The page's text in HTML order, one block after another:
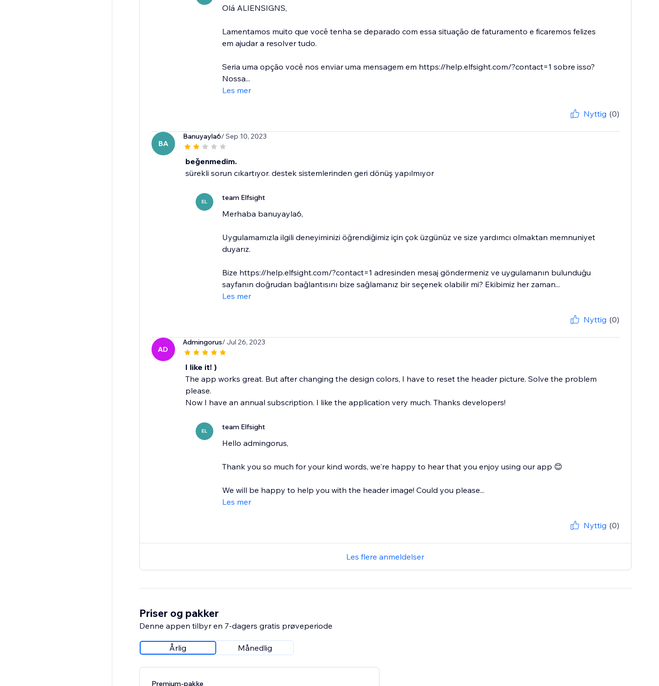
Olá ALIENSIGNS,
Lamentamos muito que você tenha se deparado com essa situação de faturamento e ficaremos felizes
em ajudar a resolver tudo.
Seria uma opção você nos enviar uma mensagem em https://help.elfsight.com/?contact=1 sobre isso?
Nossa...
Les mer
Nyttig (0)
BA
Banuyayla6/ Sep 10, 2023
beğenmedim.
sürekli sorun cıkartıyor. destek sistemlerinden geri dönüş yapılmıyor
EL team Elfsight
​Merhaba banuyayla6,
Uygulamamızla ilgili deneyiminizi öğrendiğimiz için çok üzgünüz ve size yardımcı olmaktan memnuniyet
duyarız.
Bize https://help.elfsight.com/?contact=1 adresinden mesaj göndermeniz ve uygulamanın bulunduğu
sayfanın doğrudan bağlantısını bize sağlamanız bir seçenek olabilir mi? Ekibimiz her zaman...
Les mer
Nyttig (0)
AD
Admingorus/ Jul 26, 2023
I like it! )
The app works great. But after changing the design colors, I have to reset the header picture. Solve the problem
please.
Now I have an annual subscription. I like the application very much. Thanks developers!
EL team Elfsight
Hello admingorus,
Thank you so much for your kind words, we're happy to hear that you enjoy using our app 😊
We will be happy to help you with the header image! Could you please...
Les mer
Nyttig (0)
Les flere anmeldelser
Priser og pakker
Denne appen tilbyr en 7-dagers gratis prøveperiode
Årlig Månedlig
Premium-pakke